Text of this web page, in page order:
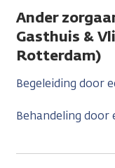
Ander
Gasthuis &
Rotterdam)
Begeleiding door
Behandeling door